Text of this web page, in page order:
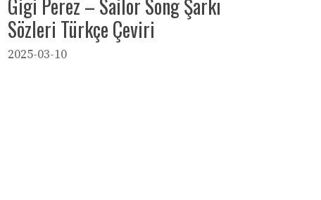
Gigi Perez – Sailor Song Şarkı
Sözleri Türkçe Çeviri
2025-03-10